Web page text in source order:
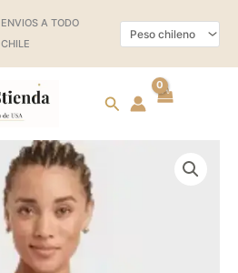
ENVIOS A TODO
CHILE
Buscar